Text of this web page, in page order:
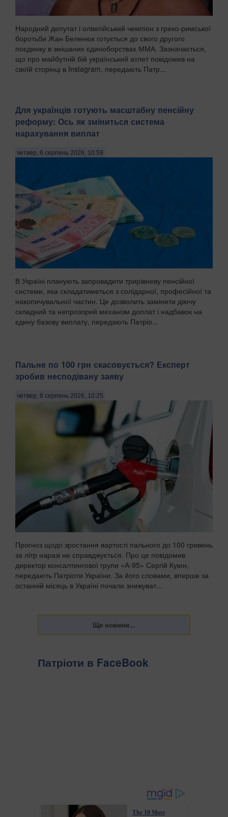
Народний депутат і олімпійський чемпіон з греко-римської
боротьби Жан Беленюк готується до свого другого
поєдинку в змішаних єдиноборствах ММА. Зазначається,
що про майбутній бій український атлет повідомив на
своїй сторінці в Instagram, передають Патр...
Для українців готують масштабну пенсійну
реформу: Ось як зміниться система
нарахування виплат
четвер, 6 серпень 2026, 10:59
В Україні планують запровадити трирівневу пенсійної
системи, яка складатиметься з солідарної, професійної та
накопичувальної частин. Це дозволить замінити діючу
складний та непрозорий механізм доплат і надбавок на
єдину базову виплату, передають Патріо...
Пальне по 100 грн скасовується? Експерт
зробив несподівану заяву
четвер, 6 серпень 2026, 10:25
Прогноз щодо зростання вартості пального до 100 гривень
за літр наразі не справджується. Про це повідомив
директор консалтингової групи «А-95» Сергій Куюн,
передають Патріоти України. За його словами, вперше за
останній місяць в Україні почали знижуват...
Патріоти в FaceBook
The 10 Most